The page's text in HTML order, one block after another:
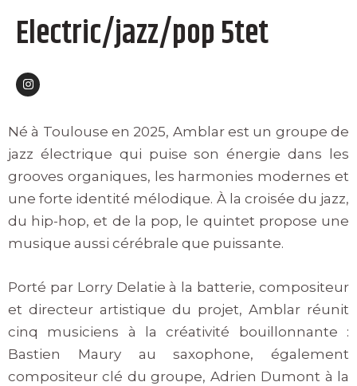
Electric/jazz/pop 5tet
I
n
s
a
g
r
a
m
Né à Toulouse en 2025, Amblar est un groupe de
jazz électrique qui puise son énergie dans les
grooves organiques, les harmonies modernes et
une forte identité mélodique. À la croisée du jazz,
du hip-hop, et de la pop, le quintet propose une
musique aussi cérébrale que puissante.
Porté par Lorry Delatie à la batterie, compositeur
et directeur artistique du projet, Amblar réunit
cinq musiciens à la créativité bouillonnante :
Bastien Maury au saxophone, également
compositeur clé du groupe, Adrien Dumont à la